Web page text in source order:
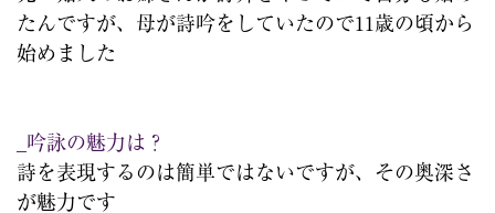
たんですが、母が詩吟をしていたので11歳の頃から
始めました
_吟詠の魅力は？
詩を表現するのは簡単ではないですが、その奥深さ
が魅力です